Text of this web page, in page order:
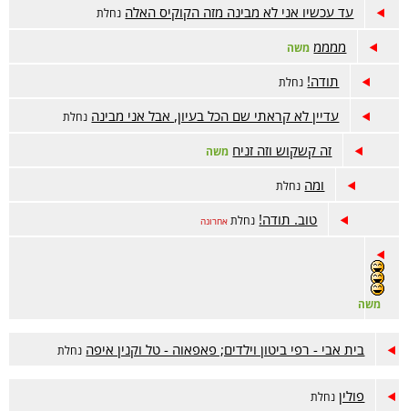
עד עכשיו אני לא מבינה מזה הקוקיס האלה נחלת
ממממ משה
תודה! נחלת
עדיין לא קראתי שם הכל בעיון, אבל אני מבינה נחלת
זה קשקוש וזה זניח משה
ומה נחלת
טוב. תודה! נחלת אחרונה
משה
בית אבי - רפי ביטון וילדים; פאפאוה - טל וקנין איפה נחלת
פולין נחלת